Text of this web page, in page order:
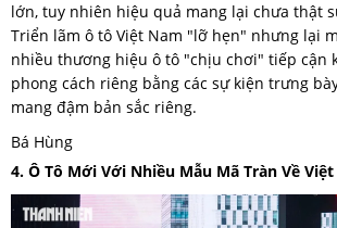
lớn, tuy nhiên hiệu quả mang lại chưa thật
Triển lãm ô tô Việt Nam "lỡ hẹn" nhưng lại
nhiều thương hiệu ô tô "chịu chơi" tiếp cận
phong cách riêng bằng các sự kiện trưng
mang đậm bản sắc riêng.
Bá Hùng
4. Ô Tô Mới Với Nhiều Mẫu Mã Tràn Về